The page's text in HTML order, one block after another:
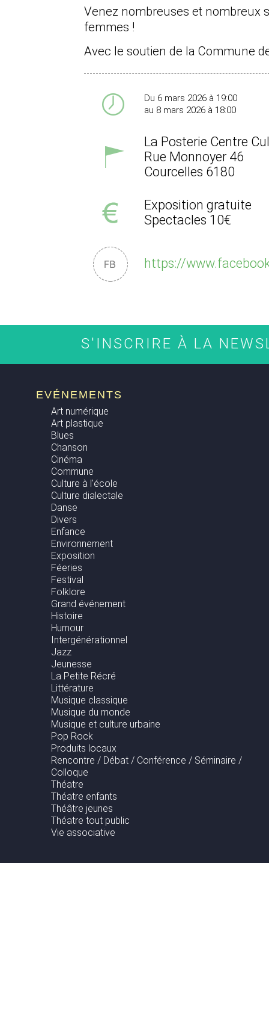
Venez nombreuses et nombreux
femmes !
Avec le soutien de la Commune
Du 6 mars 2026 à 19:00
au 8 mars 2026 à 18:00
La Posterie Centre
Rue Monnoyer 46
Courcelles 6180
Exposition gratuite
Spectacles 10€
https://
S'INSCRIRE À LA
EVÉNEMENTS
Art numérique
Art plastique
Blues
Chanson
Cinéma
Commune
Culture à l'école
Culture dialectale
Danse
Divers
Enfance
Environnement
Exposition
Féeries
Festival
Folklore
Grand événement
Histoire
Humour
Intergénérationnel
Jazz
Jeunesse
La Petite Récré
Littérature
Musique classique
Musique du monde
Musique et culture urbaine
Pop Rock
Produits locaux
Rencontre / Débat / Conférence / Séminaire /
Colloque
Théatre
Théatre enfants
Théâtre jeunes
Théatre tout public
Vie associative